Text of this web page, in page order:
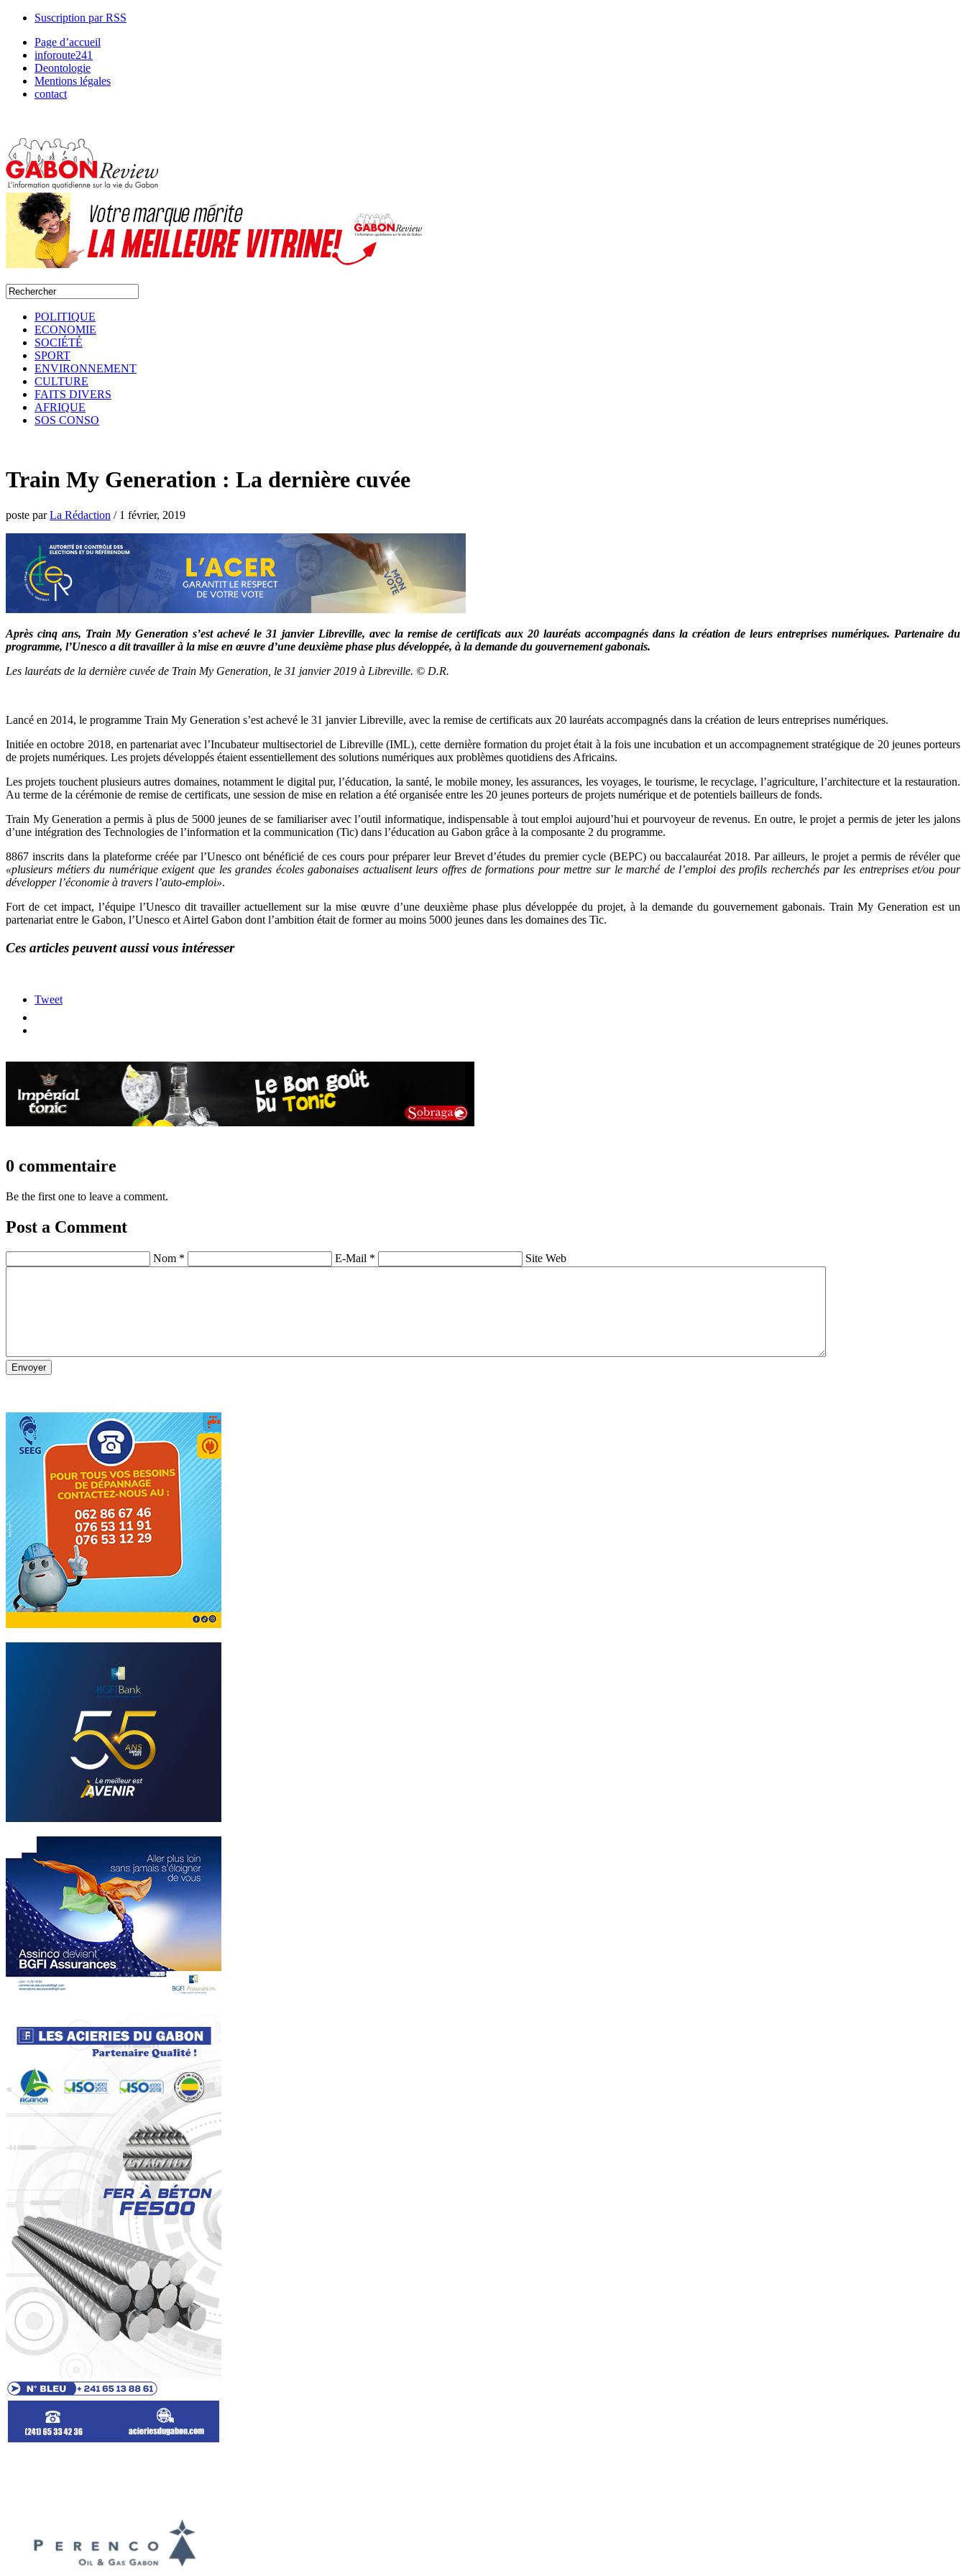
Suscription par RSS
Page d’accueil
inforoute241
Deontologie
Mentions légales
contact
POLITIQUE
ECONOMIE
SOCIÉTÉ
SPORT
ENVIRONNEMENT
CULTURE
FAITS DIVERS
AFRIQUE
SOS CONSO
Train My Generation : La dernière cuvée
poste parLa Rédaction / 1 février, 2019
Après cinq ans, Train My Generation s’est achevé le 31 janvier Libreville, avec la remise de certificats aux 20 lauréats accompagnés dans la création de leurs entreprises numériques. Partenaire du
programme, l’Unesco a dit travailler à la mise en œuvre d’une deuxième phase plus développée, à la demande du gouvernement gabonais.
Les lauréats de la dernière cuvée de Train My Generation, le 31 janvier 2019 à Libreville. © D.R.
Lancé en 2014, le programme Train My Generation s’est achevé le 31 janvier Libreville, avec la remise de certificats aux 20 lauréats accompagnés dans la création de leurs entreprises numériques.
Initiée en octobre 2018, en partenariat avec l’Incubateur multisectoriel de Libreville (IML), cette dernière formation du projet était à la fois une incubation et un accompagnement stratégique de 20 jeunes porteurs
de projets numériques. Les projets développés étaient essentiellement des solutions numériques aux problèmes quotidiens des Africains.
Les projets touchent plusieurs autres domaines, notamment le digital pur, l’éducation, la santé, le mobile money, les assurances, les voyages, le tourisme, le recyclage, l’agriculture, l’architecture et la restauration.
Au terme de la cérémonie de remise de certificats, une session de mise en relation a été organisée entre les 20 jeunes porteurs de projets numérique et de potentiels bailleurs de fonds.
Train My Generation a permis à plus de 5000 jeunes de se familiariser avec l’outil informatique, indispensable à tout emploi aujourd’hui et pourvoyeur de revenus. En outre, le projet a permis de jeter les jalons
d’une intégration des Technologies de l’information et la communication (Tic) dans l’éducation au Gabon grâce à la composante 2 du programme.
8867 inscrits dans la plateforme créée par l’Unesco ont bénéficié de ces cours pour préparer leur Brevet d’études du premier cycle (BEPC) ou baccalauréat 2018. Par ailleurs, le projet a permis de révéler que
«plusieurs métiers du numérique exigent que les grandes écoles gabonaises actualisent leurs offres de formations pour mettre sur le marché de l’emploi des profils recherchés par les entreprises et/ou pour
développer l’économie à travers l’auto-emploi».
Fort de cet impact, l’équipe l’Unesco dit travailler actuellement sur la mise œuvre d’une deuxième phase plus développée du projet, à la demande du gouvernement gabonais. Train My Generation est un
partenariat entre le Gabon, l’Unesco et Airtel Gabon dont l’ambition était de former au moins 5000 jeunes dans les domaines des Tic.
Ces articles peuvent aussi vous intéresser
Tweet
0 commentaire
Be the first one to leave a comment.
Post a Comment
Nom * E-Mail * Site Web